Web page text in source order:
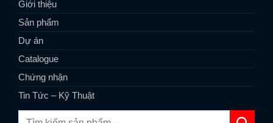
Giới thiệu
Sản phẩm
Dự án
Catalogue
Chứng nhận
Tin Tức – Kỹ Thuật